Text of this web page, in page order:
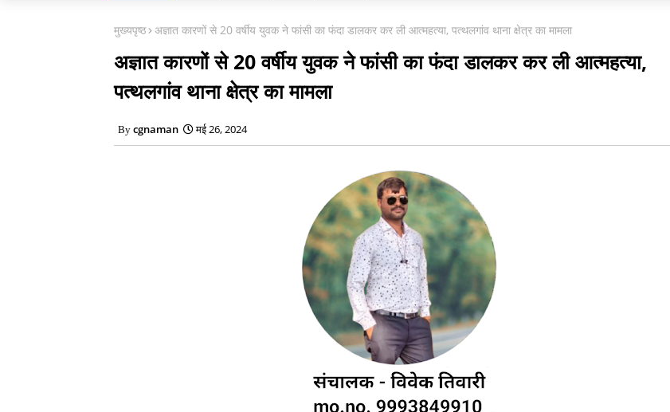
मुख्यपृष्ठ अज्ञात कारणों से 20 वर्षीय युवक ने फांसी का फंदा डालकर कर ली आत्महत्या, पत्थलगांव थाना क्षेत्र का मामला
अज्ञात कारणों से 20 वर्षीय युवक ने फांसी का फंदा डालकर कर ली आत्महत्या,
पत्थलगांव थाना क्षेत्र का मामला
cgnaman मई 26, 2024